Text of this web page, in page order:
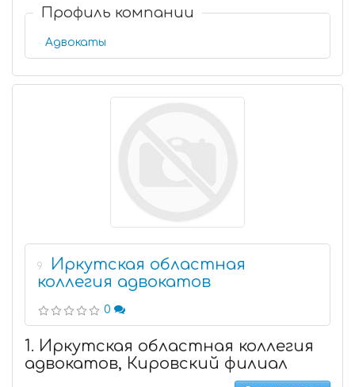
Профиль компании
Адвокаты
9
Иркутская областная
коллегия адвокатов
0
1. Иркутская областная коллегия
адвокатов, Кировский филиал